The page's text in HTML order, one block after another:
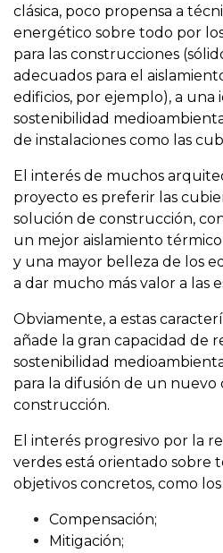
clásica, poco propensa a
energético sobre todo por
para las construcciones
adecuados para el
edificios, por ejemplo), a una
sostenibilidad
de instalaciones como las
El interés de muchos
proyecto es preferir las
solución de construcción,
un mejor aislamiento
y una mayor belleza de los
a dar mucho más valor a las
Obviamente, a estas
añade la gran capacidad de
sostenibilidad
para la difusión de un nuevo
construcción.
El interés progresivo por la
verdes está orientado sobre
objetivos concretos, como
Compensación;
Mitigación;